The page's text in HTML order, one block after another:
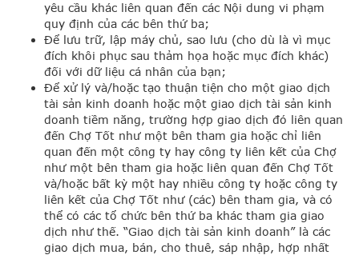
yêu cầu khác liên quan đến các Nội dung vi phạm
quy định của các bên thứ ba;
Để lưu trữ, lập máy chủ, sao lưu (cho dù là vì mục
đích khôi phục sau thảm họa hoặc mục đích khác)
đối với dữ liệu cá nhân của bạn;
Để xử lý và/hoặc tạo thuận tiện cho một giao dịch
tài sản kinh doanh hoặc một giao dịch tài sản kinh
doanh tiềm năng, trường hợp giao dịch đó liên quan
đến Chợ Tốt như một bên tham gia hoặc chỉ liên
quan đến một công ty hay công ty liên kết của Chợ
như một bên tham gia hoặc liên quan đến Chợ Tốt
và/hoặc bất kỳ một hay nhiều công ty hoặc công ty
liên kết của Chợ Tốt như (các) bên tham gia, và có
thể có các tổ chức bên thứ ba khác tham gia giao
dịch như thế. “Giao dịch tài sản kinh doanh” là các
giao dịch mua, bán, cho thuê, sáp nhập, hợp nhất